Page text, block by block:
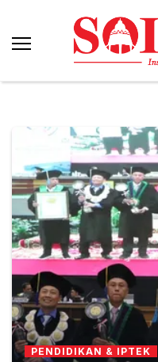
PENDIDIKAN & IPTEK